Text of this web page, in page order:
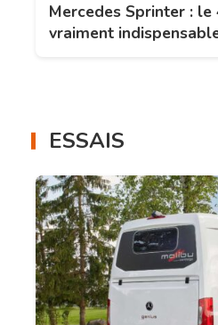
Mercedes Sprinter :
vraiment
ESSAIS